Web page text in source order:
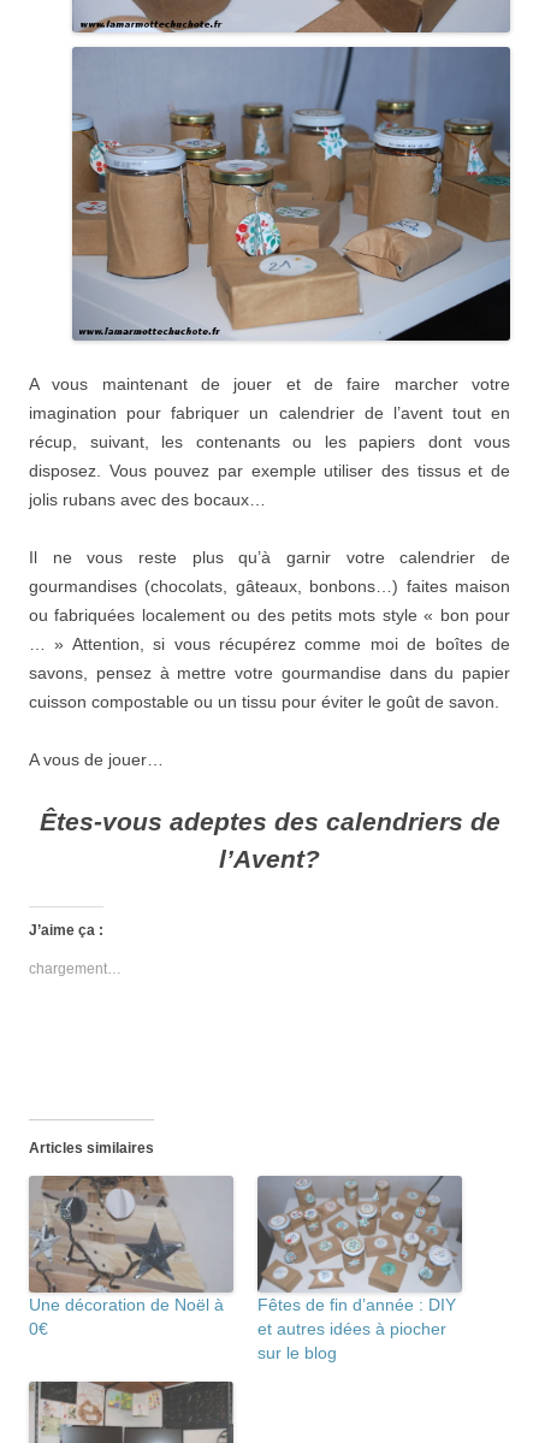
A vous maintenant de jouer et de faire marcher votre
imagination pour fabriquer un calendrier de l’avent tout en
récup, suivant, les contenants ou les papiers dont vous
disposez. Vous pouvez par exemple utiliser des tissus et de
jolis rubans avec des bocaux…
Il ne vous reste plus qu’à garnir votre calendrier de
gourmandises (chocolats, gâteaux, bonbons…) faites maison
ou fabriquées localement ou des petits mots style « bon pour
… » Attention, si vous récupérez comme moi de boîtes de
savons, pensez à mettre votre gourmandise dans du papier
cuisson compostable ou un tissu pour éviter le goût de savon.
A vous de jouer…
Êtes-vous adeptes des calendriers de
l’Avent?
J’aime ça :
chargement…
Articles similaires
Une décoration de Noël à
0€
Fêtes de fin d’année : DIY
et autres idées à piocher
sur le blog